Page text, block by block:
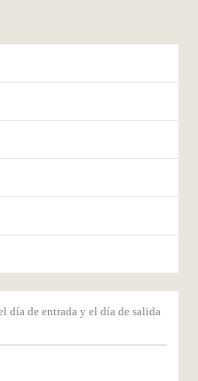
día de entrada y el día de salida